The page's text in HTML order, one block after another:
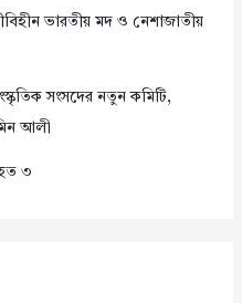
ভারতীয় মদ ও নেশাজাতীয়
সংসদের নতুন কমিটি,
আলী
৩